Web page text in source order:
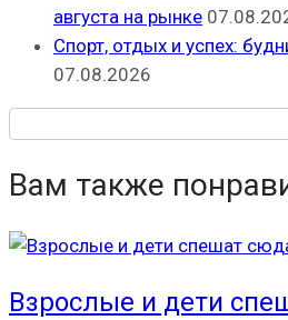
августа на рынке
Спорт, отдых и успех:
07.08.2026
Вам также
Взрослые и дети